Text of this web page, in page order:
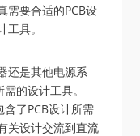
需要合适的PCB设
具。
还是其他电源系
的设计工具。
了PCB设计所需
关设计交流到直流